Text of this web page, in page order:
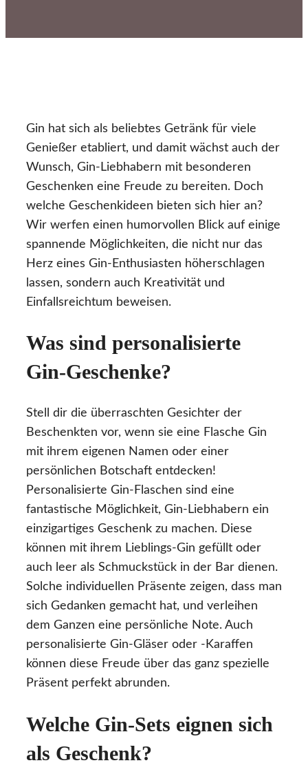
Gin hat sich als beliebtes Getränk für viele
Genießer etabliert, und damit wächst auch der
Wunsch, Gin-Liebhabern mit besonderen
Geschenken eine Freude zu bereiten. Doch
welche Geschenkideen bieten sich hier an?
Wir werfen einen humorvollen Blick auf einige
spannende Möglichkeiten, die nicht nur das
Herz eines Gin-Enthusiasten höherschlagen
lassen, sondern auch Kreativität und
Einfallsreichtum beweisen.
Was sind personalisierte
Gin-Geschenke?
Stell dir die überraschten Gesichter der
Beschenkten vor, wenn sie eine Flasche Gin
mit ihrem eigenen Namen oder einer
persönlichen Botschaft entdecken!
Personalisierte Gin-Flaschen sind eine
fantastische Möglichkeit, Gin-Liebhabern ein
einzigartiges Geschenk zu machen. Diese
können mit ihrem Lieblings-Gin gefüllt oder
auch leer als Schmuckstück in der Bar dienen.
Solche individuellen Präsente zeigen, dass man
sich Gedanken gemacht hat, und verleihen
dem Ganzen eine persönliche Note. Auch
personalisierte Gin-Gläser oder -Karaffen
können diese Freude über das ganz spezielle
Präsent perfekt abrunden.
Welche Gin-Sets eignen sich
als Geschenk?